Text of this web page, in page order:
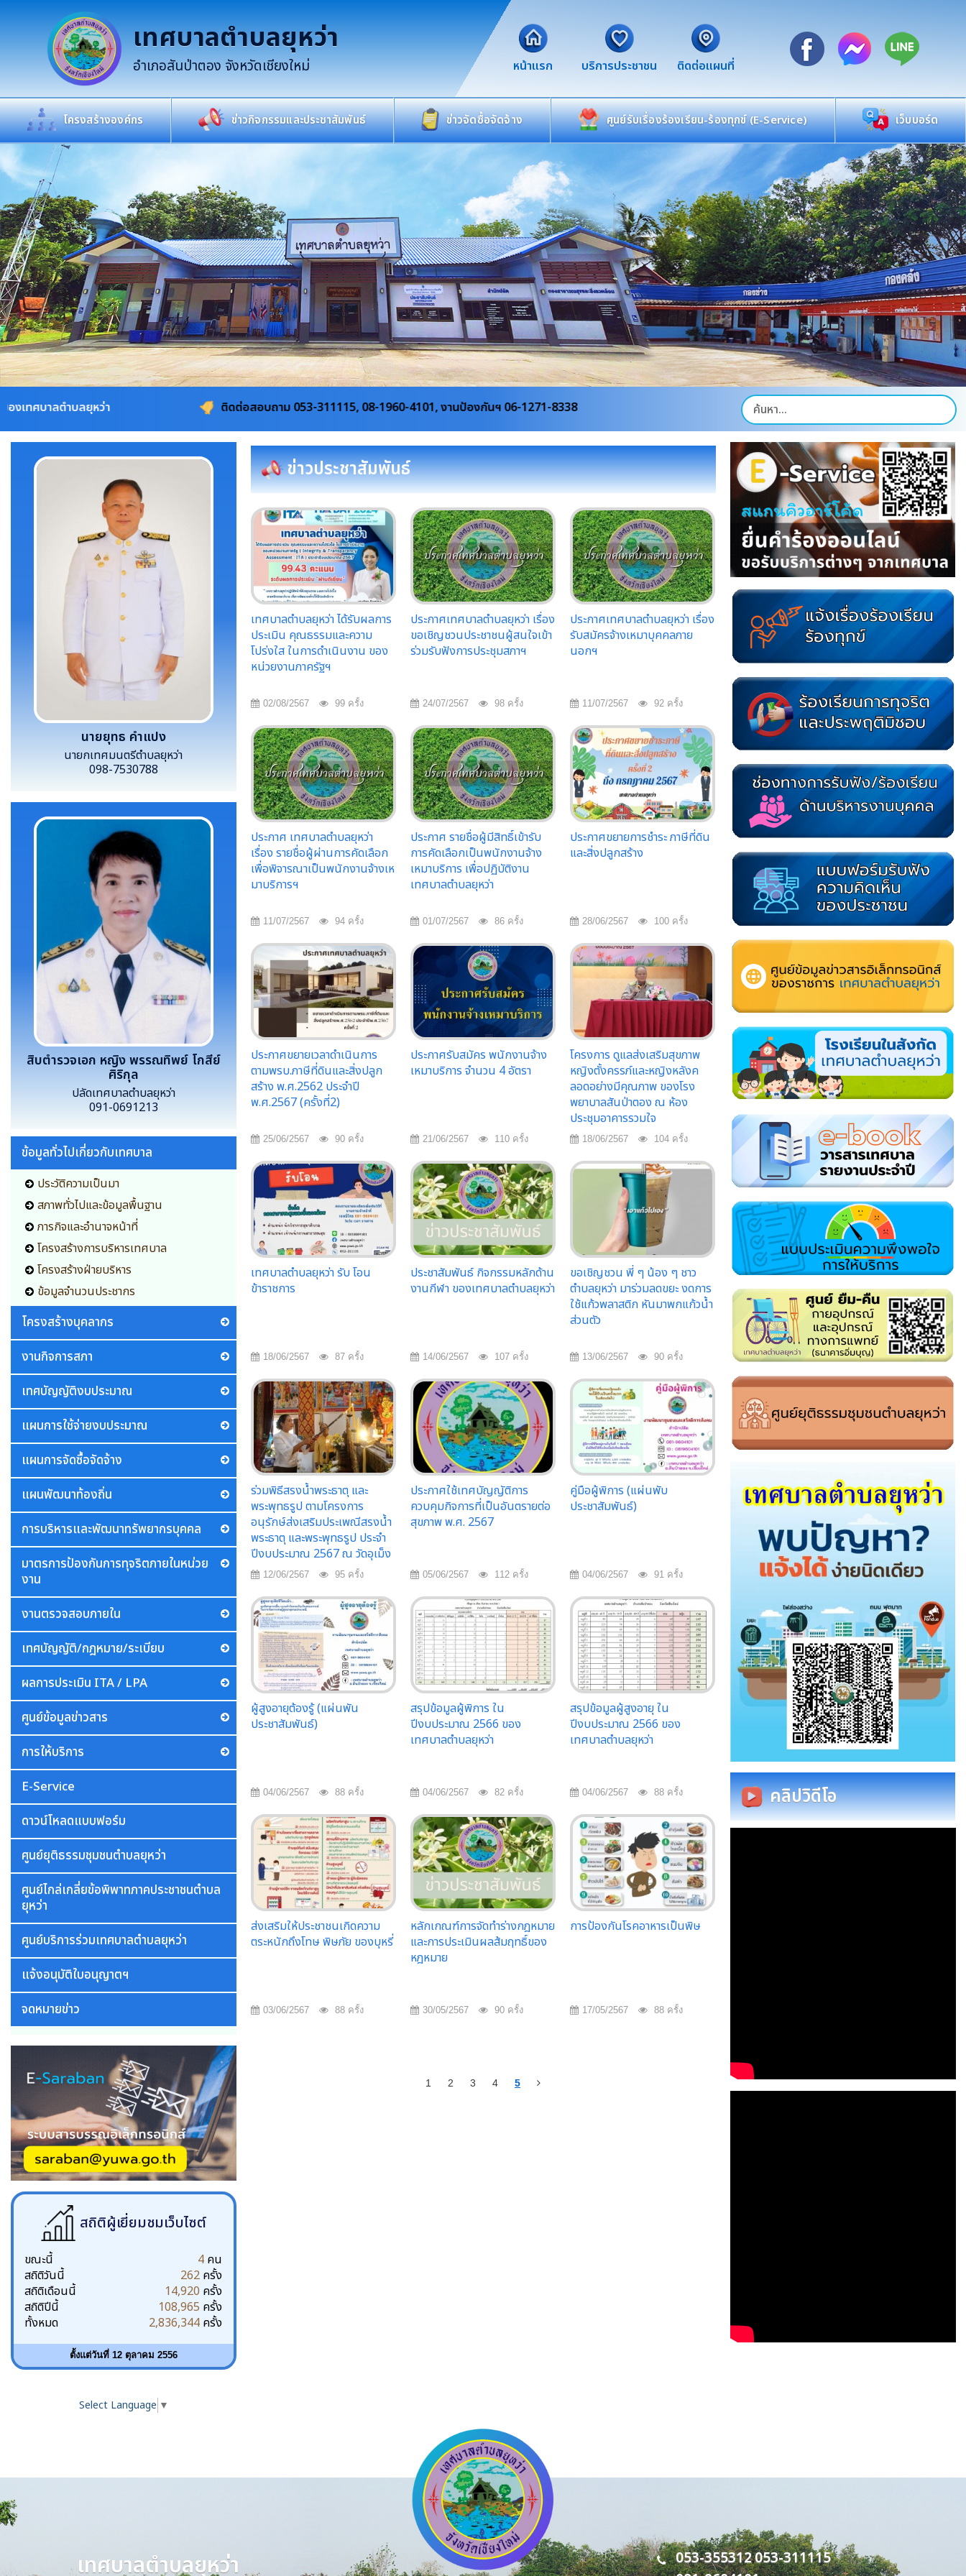
เทศบาลตำบลยุหว่า
อำเภอสันป่าตอง จังหวัดเชียงใหม่ หน้าแรก บริการประชาชน ติดต่อแผนที่
โครงสร้างองค์กร ข่าวกิจกรรมและประชาสัมพันธ์ ข่าวจัดซื้อจัดจ้าง ศูนย์รับเรื่องร้องเรียน-ร้องทุกข์ (E-Service) เว็บบอร์ด
ติดต่อสอบถาม 053-311115, 08-1960-4101, งานป้องกันฯ 06-1271-8338
นายยุทธ คำแปง
นายกเทศมนตรีตำบลยุหว่า
098-7530788
สิบตำรวจเอก หญิง พรรณทิพย์ โกสีย์
ศิริกุล
ปลัดเทศบาลตำบลยุหว่า
091-0691213
ข้อมูลทั่วไปเกี่ยวกับเทศบาล
ประวัติความเป็นมา
สภาพทั่วไปและข้อมูลพื้นฐาน
ภารกิจและอำนาจหน้าที่
โครงสร้างการบริหารเทศบาล
โครงสร้างฝ่ายบริหาร
ข้อมูลจำนวนประชากร
โครงสร้างบุคลากร
งานกิจการสภา
เทศบัญญัติงบประมาณ
แผนการใช้จ่ายงบประมาณ
แผนการจัดซื้อจัดจ้าง
แผนพัฒนาท้องถิ่น
การบริหารและพัฒนาทรัพยากรบุคคล
มาตรการป้องกันการทุจริตภายในหน่วย
งาน
งานตรวจสอบภายใน
เทศบัญญัติ/กฎหมาย/ระเบียบ
ผลการประเมิน ITA / LPA
ศูนย์ข้อมูลข่าวสาร
การให้บริการ
E-Service
ดาวน์โหลดแบบฟอร์ม
ศูนย์ยุติธรรมชุมชนตำบลยุหว่า
ศูนย์ไกล่เกลี่ยข้อพิพาทภาคประชาชนตำบล
ยุหว่า
ศูนย์บริการร่วมเทศบาลตำบลยุหว่า
แจ้งอนุมัติใบอนุญาตฯ
จดหมายข่าว
สถิติผู้เยี่ยมชมเว็บไซต์
ขณะนี้ 4 คน
สถิติวันนี้
262 ครั้ง
สถิติเดือนนี้
14,920 ครั้ง
สถิติปีนี้
108,965 ครั้ง
ทั้งหมด
2,836,344 ครั้ง
ตั้งแต่วันที่ 12 ตุลาคม 2556
Select Language ▼
ข่าวประชาสัมพันธ์
เทศบาลตำบลยุหว่า ได้รับผลการ
ประเมิน คุณธรรมและความ
โปร่งใส ในการดำเนินงาน ของ
หน่วยงานภาครัฐฯ
02/08/2567 99 ครั้ง
ประกาศเทศบาลตำบลยุหว่า เรื่อง
ขอเชิญชวนประชาชนผู้สนใจเข้า
ร่วมรับฟังการประชุมสภาฯ
24/07/2567 98 ครั้ง
ประกาศเทศบาลตำบลยุหว่า เรื่อง
รับสมัครจ้างเหมาบุคคลภาย
นอกฯ
11/07/2567 92 ครั้ง
ประกาศ เทศบาลตำบลยุหว่า
เรื่อง รายชื่อผู้ผ่านการคัดเลือก
เพื่อพิจารณาเป็นพนักงานจ้างเห
มาบริการฯ
11/07/2567 94 ครั้ง
ประกาศ รายชื่อผู้มีสิทธิ์เข้ารับ
การคัดเลือกเป็นพนักงานจ้าง
เหมาบริการ เพื่อปฏิบัติงาน
เทศบาลตำบลยุหว่า
01/07/2567 86 ครั้ง
ประกาศขยายการชำระ ภาษีที่ดิน
และสิ่งปลูกสร้าง
28/06/2567 100 ครั้ง
ประกาศขยายเวลาดำเนินการ
ตามพรบ.ภาษีที่ดินและสิ่งปลูก
สร้าง พ.ศ.2562 ประจำปี
พ.ศ.2567 (ครั้งที่2)
25/06/2567 90 ครั้ง
ประกาศรับสมัคร พนักงานจ้าง
เหมาบริการ จำนวน 4 อัตรา
21/06/2567 110 ครั้ง
โครงการ ดูแลส่งเสริมสุขภาพ
หญิงตั้งครรภ์และหญิงหลังค
ลอดอย่างมีคุณภาพ ของโรง
พยาบาลสันป่าตอง ณ ห้อง
ประชุมอาคารรวมใจ
18/06/2567 104 ครั้ง
เทศบาลตำบลยุหว่า รับ โอน
ข้าราชการ
18/06/2567 87 ครั้ง
ประชาสัมพันธ์ กิจกรรมหลักด้าน
งานกีฬา ของเทศบาลตำบลยุหว่า
14/06/2567 107 ครั้ง
ขอเชิญชวน พี่ ๆ น้อง ๆ ชาว
ตำบลยุหว่า มาร่วมลดขยะ งดการ
ใช้แก้วพลาสติก หันมาพกแก้วน้ำ
ส่วนตัว
13/06/2567 90 ครั้ง
ร่วมพิธีสรงน้ำพระธาตุ และ
พระพุทธรูป ตามโครงการ
อนุรักษ์ส่งเสริมประเพณีสรงน้ำ
พระธาตุ และพระพุทธรูป ประจำ
ปีงบประมาณ 2567 ณ วัดอุเม็ง
12/06/2567 95 ครั้ง
ประกาศใช้เทศบัญญัติการ
ควบคุมกิจการที่เป็นอันตรายต่อ
สุขภาพ พ.ศ. 2567
05/06/2567 112 ครั้ง
คู่มือผู้พิการ (แผ่นพับ
ประชาสัมพันธ์)
04/06/2567 91 ครั้ง
ผู้สูงอายุต้องรู้ (แผ่นพัน
ประชาสัมพันธ์)
04/06/2567 88 ครั้ง
สรุปข้อมูลผู้พิการ ใน
ปีงบประมาณ 2566 ของ
เทศบาลตำบลยุหว่า
04/06/2567 82 ครั้ง
สรุปข้อมูลผู้สูงอายุ ใน
ปีงบประมาณ 2566 ของ
เทศบาลตำบลยุหว่า
04/06/2567 88 ครั้ง
ส่งเสริมให้ประชาชนเกิดความ
ตระหนักถึงโทษ พิษภัย ของบุหรี่
03/06/2567 88 ครั้ง
หลักเกณฑ์การจัดทำร่างกฎหมาย
และการประเมินผลส้มฤทธิ์ของ
หฎหมาย
30/05/2567 90 ครั้ง
การป้องกันโรคอาหารเป็นพิษ
17/05/2567 88 ครั้ง
1 2 3 4 5
คลิปวิดีโอ
เทศบาลตำบลยุหว่า 053-355312,053-311115